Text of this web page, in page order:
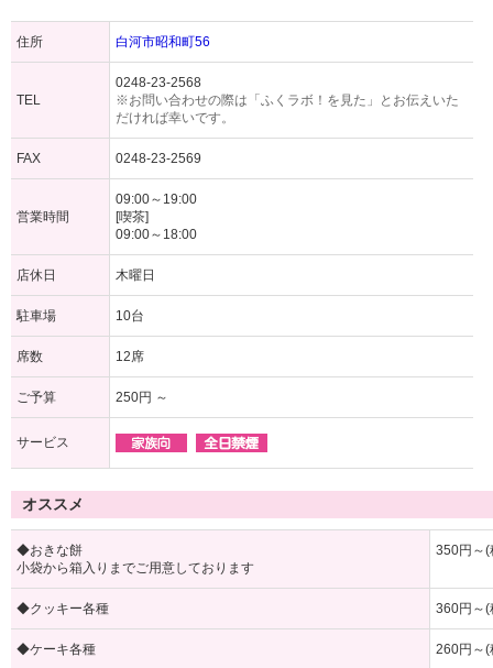
住所 白河市昭和町56
TEL
0248-23-2568
※お問い合わせの際は「ふくラボ！を見た」とお伝えいた
だければ幸いです。
FAX 0248-23-2569
営業時間
09:00～19:00
[喫茶]
09:00～18:00
店休日 木曜日
駐車場 10台
席数 12席
ご予算 250円 ～
サービス
オススメ
◆おきな餅
小袋から箱入りまでご用意しております
350円～(
◆クッキー各種 360円～(
◆ケーキ各種 260円～(